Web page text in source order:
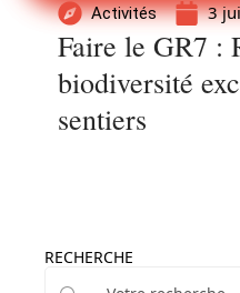
Activités 3
Faire le GR7 :
biodiversité
sentiers
RECHERCHE